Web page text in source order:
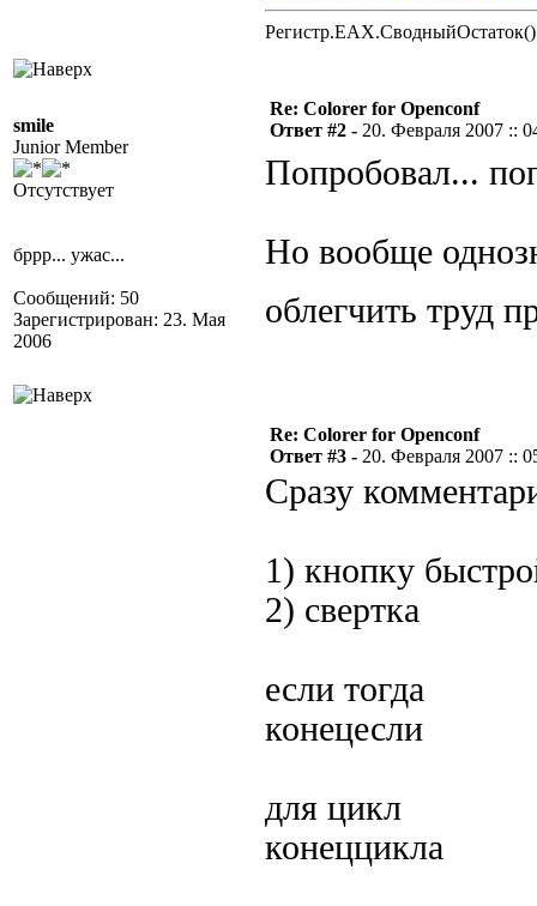
Регистр.EAX.СводныйОстаток()
smile
Junior Member
Отсутствует
бррр... ужас...
Сообщений: 50
Зарегистрирован: 23. Мая
2006
Re: Colorer for Openconf
Ответ #2 - 20. Февраля 2007 ::
Попробовал...
Но вообще
облегчить труд
Re: Colorer for Openconf
Ответ #3 - 20. Февраля 2007 ::
Сразу
1) кнопку
2) свертка
если тогда
конецесли
для цикл
конеццикла